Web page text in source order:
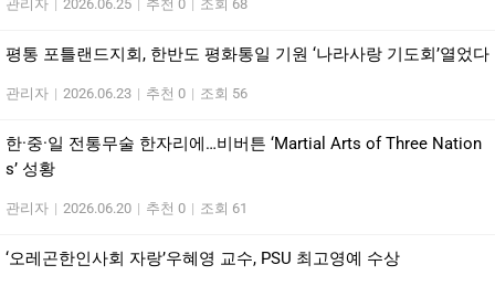
관리자 | 2026.06.25 | 추천 0 | 조회 68
평통 포틀랜드지회, 한반도 평화통일 기원 ‘나라사랑 기도회’열었다
관리자 | 2026.06.23 | 추천 0 | 조회 56
한·중·일 전통무술 한자리에…비버튼 ‘Martial Arts of Three Nation
s’ 성황
관리자 | 2026.06.20 | 추천 0 | 조회 61
‘오레곤한인사회 자랑’우혜영 교수, PSU 최고영예 수상